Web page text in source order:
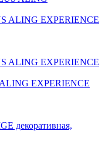
ALING EXPERIENCE
EXPERIENCE